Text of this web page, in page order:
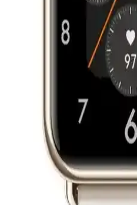
Apple Watch 44 mm modeli,
sağlık takibini kolaylaştırır. Kalp,
özellikler, kullanıcıların sağlık
Huawei Fit 2 ve 4 Akıllı
Huawei Fit 2 uygun fiyatlı temel
Fit 4 gelişmiş ekran ve sağlık
model sizin ihtiyaçlarınıza uygun?
Huawei Watch GT 3 SE
Özellikleri ve Kullanıcı
Huawei Watch GT 3 SE, şık
uzun pil ömrüyle öne çıkan akıllı
dayanıklı yapısıyla günlük